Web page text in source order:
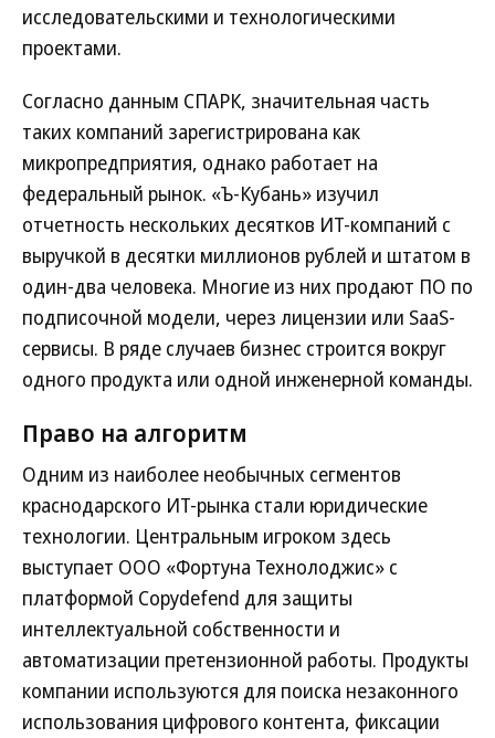
исследовательскими и технологическими
проектами.
Согласно данным СПАРК, значительная часть
таких компаний зарегистрирована как
микропредприятия, однако работает на
федеральный рынок. «Ъ-Кубань» изучил
отчетность нескольких десятков ИТ-компаний с
выручкой в десятки миллионов рублей и штатом в
один-два человека. Многие из них продают ПО по
подписочной модели, через лицензии или SaaS-
сервисы. В ряде случаев бизнес строится вокруг
одного продукта или одной инженерной команды.
Право на алгоритм
Одним из наиболее необычных сегментов
краснодарского ИТ-рынка стали юридические
технологии. Центральным игроком здесь
выступает ООО «Фортуна Технолоджис» с
платформой Copydefend для защиты
интеллектуальной собственности и
автоматизации претензионной работы. Продукты
компании используются для поиска незаконного
использования цифрового контента, фиксации